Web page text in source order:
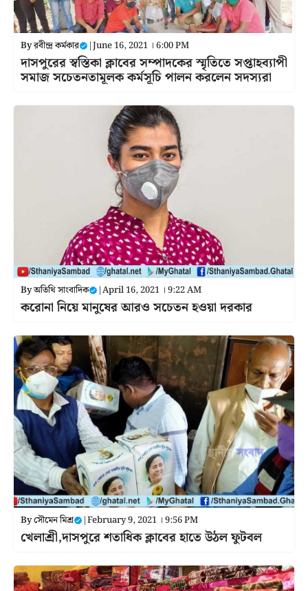
Byরবীন্দ্র কর্মকার |June 16, 2021 । 6:00 PM
দাসপুরের স্বস্তিকা ক্লাবের সম্পাদকের স্মৃতিতে সপ্তাহব্যাপী
সমাজ সচেতনতামূলক কর্মসূচি পালন করলেন সদস্যরা
Byঅতিথি সাংবাদিক |April 16, 2021 । 9:22 AM
করোনা নিয়ে মানুষের আরও সচেতন হওয়া দরকার
Byসৌমেন মিশ্র |February 9, 2021 । 9:56 PM
খেলাশ্রী,দাসপুরে শতাধিক ক্লাবের হাতে উঠল ফুটবল